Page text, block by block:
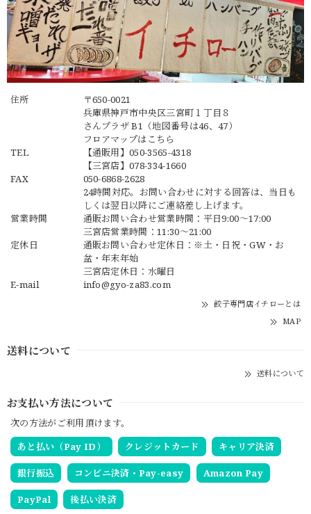
住所
〒650-0021
兵庫県神戸市中央区三宮町１丁目８
さんプラザ B1（地図番号は46、47）
フロアマップは こちら
TEL
【通販用】050-3565-4318
【三宮店】078-334-1660
FAX
050-6868-2628
24時間対応。お問い合わせに対する回答は、当日も
しくは翌日以降にご連絡差し上げます。
営業時間
通販お問い合わせ営業時間：平日9:00〜17:00
三宮店営業時間：11:30～21:00
定休日
通販お問い合わせ定休日：※土・日祝・GW・お
盆・年末年始
三宮店定休日：水曜日
E-mail
info@gyo-za83.com
餃子専門店イチローとは
MAP
送料について
送料について
お支払い方法について
次の方法がご利用頂けます。
あと払い（Pay ID）
クレジットカード キャリア決済
銀行振込 コンビニ決済・Pay-easy Amazon Pay
PayPal 後払い決済